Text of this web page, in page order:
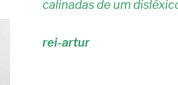
calinadas de um
rei-artur